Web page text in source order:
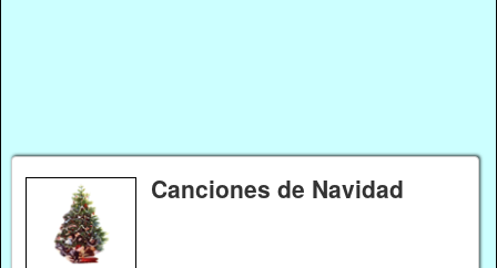
Canciones de Navidad